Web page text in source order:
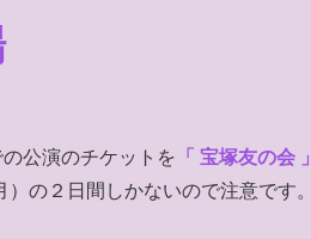
の公演のチケットを 「 宝塚友の会 」
の２日間しかないので注意です。